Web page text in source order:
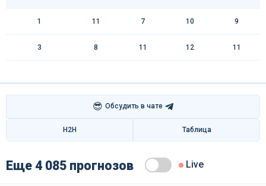
1 11 7 10 9
3 8 11 12 11
😎 Обсудить в чате
H2H Таблица
Еще 4 085 прогнозов Live